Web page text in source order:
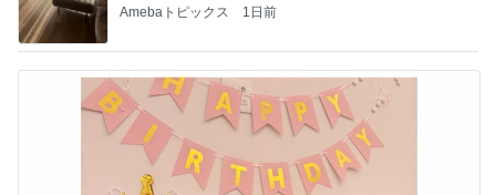
Amebaトピックス 1日前